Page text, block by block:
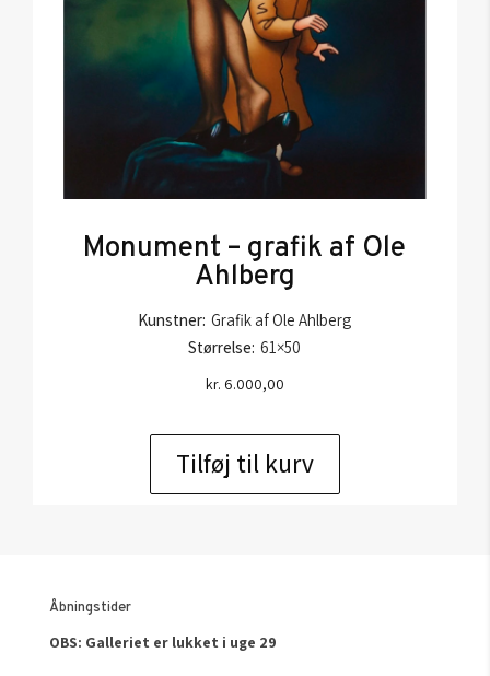
Monument – grafik af Ole
Ahlberg
Kunstner: Grafik af Ole Ahlberg
Størrelse: 61×50
kr. 6.000,00
Tilføj til kurv
Åbningstider
OBS: Galleriet er lukket i uge 29